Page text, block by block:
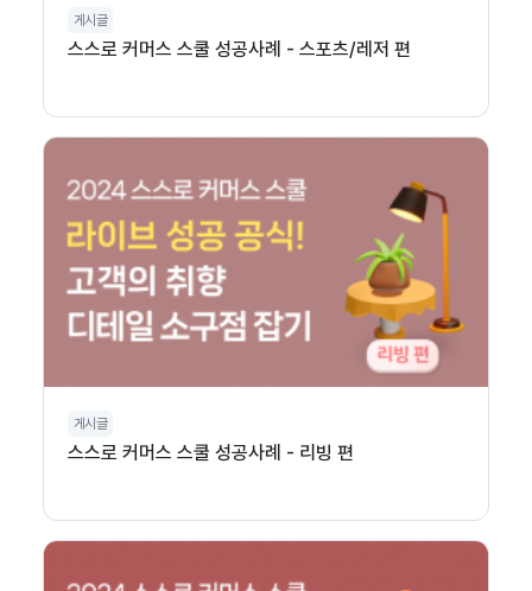
게시글
스스로 커머스 스쿨 성공사례 - 스포츠/레저 편
게시글
스스로 커머스 스쿨 성공사례 - 리빙 편